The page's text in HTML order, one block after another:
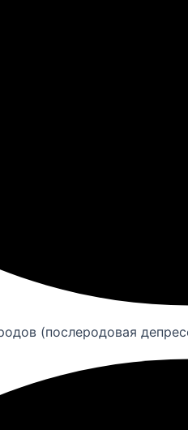
(послеродовая